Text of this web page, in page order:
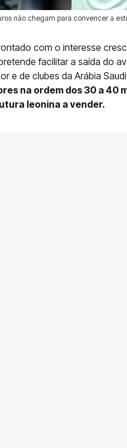
não chegam para convencer a
com o interesse
facilitar a saída do
e de clubes da Arábia
na ordem dos 30 a 40
leonina a vender.